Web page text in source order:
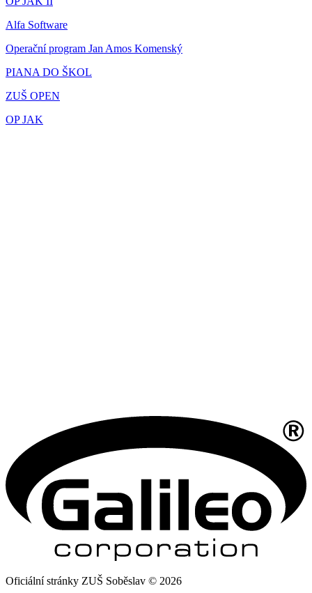
Alfa Software
Operační program Jan Amos Komenský
PIANA DO ŠKOL
ZUŠ OPEN
OP JAK
Oficiální stránky ZUŠ Soběslav © 2026